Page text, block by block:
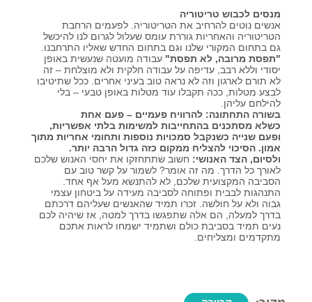
מנסים לכבוש טריטוריה
אנשים נוטים להרחיב את הטריטוריה. לפעמים הרחבת
הטריטוריה והאחריות גוררת עומס שעלול לגרום לנו להיכשל
גם בתחום המקורי שלנו וגם בתחום החדש שאליו התרחבנו.
"תפסת מרובה, לא תפסת" עבודה מועטה שנעשית באופן
יסודי וללא רבב, עדיפה על עבודה חלקית ולא מוצלחת – זה
לא תורם לארגון וזה לא נראה טוב בעיני אחרים. ככל שתיטיבו
לבצע מטלות, ככה תקבלו עוד מטלות באופן טבעי – בלי
להילחם עליהן.
בשורה התחתונה: להרוויח פעמיים – פעם אחת
כשלא מסתכנים בהתחייבות למשימות בלתי אפשריות,
ופעם שנייה כשנקבל סמכויות נוספות ותחומי אחריות מתוך
אמון. הסיכוי להצליח ממקום כזה גדול הרבה יותר.
ולסיום, הצד האנושי: חשוב שתתחזקו את יחסי האנוש שלכם
לאורך כל הדרך. מה זה אומר? לשמור על קשר טוב עם
הסביבה המקצועית שלכם, לא להתנשא מעל אף אחד.
התנהגות לבבית ופתוחה לסביבה מעידה על ביטחון עצמי
גבוה ולא על חולשה. זכרו תמיד שהאנשים שעליהם דרכתם
בדרך למעלה, הם אלה שתפגשו בדרך למטה, אז שיהיה לכם
נעים תמיד בסביבת כולם ושתמיד ישמחו לראות אתכם
מתקדמים ומצליחים.